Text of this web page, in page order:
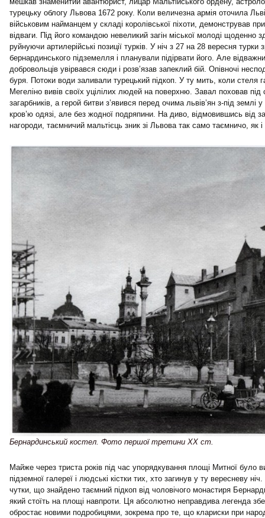
турецьку облогу Львова 1672 року. Коли величезна армія оточила
військовим найманцем у складі королівської піхоти, демонстрував
відваги. Під його командою невеликий загін міської молоді щоденно
руйнуючи артилерійські позиції турків. У ніч з 27 на 28 вересня турки
бернардинського підземелля і планували підірвати його. Але
добровольців увірвався сюди і розв’язав запеклий бій. Опівночі
буря. Потоки води заливали турецький підкоп. У ту мить, коли стеля
Мегеліно вивів своїх уцілілих людей на поверхню. Завал поховав під
загарбників, а герой битви з’явився перед очима львів’ян з-під землі
кров’ю одязі, але без жодної подряпини. На диво, відмовившись від
нагороди, таємничий мальтієць зник зі Львова так само таємничо, як і
Бернардинський костел. Фото першої третини ХХ ст.
Майже через триста років під час упорядкування площі Митної було
підземної галереї і людські кістки тих, хто загинув у ту вересневу
чутки, що знайдено таємний підкоп від чоловічого монастиря
який стоїть на площі навпроти. Ця абсолютно неправдива легенда
обростає новими подробицями, зокрема про те, що клариски при